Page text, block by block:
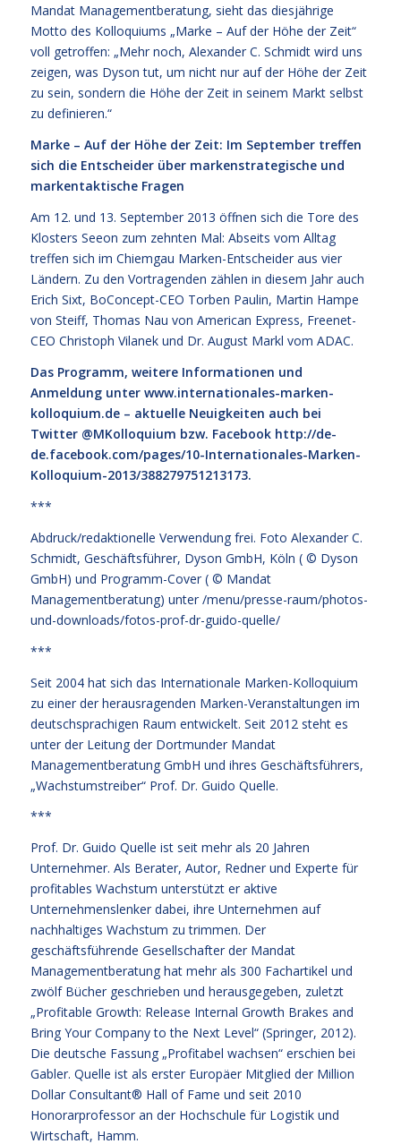
Mandat Managementberatung, sieht das diesjährige
Motto des Kolloquiums „Marke – Auf der Höhe der Zeit“
voll getroffen: „Mehr noch, Alexander C. Schmidt wird uns
zeigen, was Dyson tut, um nicht nur auf der Höhe der Zeit
zu sein, sondern die Höhe der Zeit in seinem Markt selbst
zu definieren.“
Marke – Auf der Höhe der Zeit: Im September treffen
sich die Entscheider über markenstrategische und
markentaktische Fragen
Am 12. und 13. September 2013 öffnen sich die Tore des
Klosters Seeon zum zehnten Mal: Abseits vom Alltag
treffen sich im Chiemgau Marken-Entscheider aus vier
Ländern. Zu den Vortragenden zählen in diesem Jahr auch
Erich Sixt, BoConcept-CEO Torben Paulin, Martin Hampe
von Steiff, Thomas Nau von American Express, Freenet-
CEO Christoph Vilanek und Dr. August Markl vom ADAC.
Das Programm, weitere Informationen und
Anmeldung unter www.internationales-marken-
kolloquium.de– aktuelle Neuigkeiten auch bei
Twitter @MKolloquium bzw. Facebook http://de-
de.facebook.com/pages/10-Internationales-Marken-
Kolloquium-2013/388279751213173.
***
Abdruck/redaktionelle Verwendung frei. Foto Alexander C.
Schmidt, Geschäftsführer, Dyson GmbH, Köln ( © Dyson
GmbH) und Programm-Cover ( © Mandat
Managementberatung) unter /menu/presse-raum/photos-
und-downloads/fotos-prof-dr-guido-quelle/
***
Seit 2004 hat sich das Internationale Marken-Kolloquium
zu einer der herausragenden Marken-Veranstaltungen im
deutschsprachigen Raum entwickelt. Seit 2012 steht es
unter der Leitung der Dortmunder Mandat
Managementberatung GmbH und ihres Geschäftsführers,
„Wachstumstreiber“ Prof. Dr. Guido Quelle.
***
Prof. Dr. Guido Quelle ist seit mehr als 20 Jahren
Unternehmer. Als Berater, Autor, Redner und Experte für
profitables Wachstum unterstützt er aktive
Unternehmenslenker dabei, ihre Unternehmen auf
nachhaltiges Wachstum zu trimmen. Der
geschäftsführende Gesellschafter der Mandat
Managementberatung hat mehr als 300 Fachartikel und
zwölf Bücher geschrieben und herausgegeben, zuletzt
„Profitable Growth: Release Internal Growth Brakes and
Bring Your Company to the Next Level“ (Springer, 2012).
Die deutsche Fassung „Profitabel wachsen“ erschien bei
Gabler. Quelle ist als erster Europäer Mitglied der Million
Dollar Consultant® Hall of Fame und seit 2010
Honorarprofessor an der Hochschule für Logistik und
Wirtschaft, Hamm.